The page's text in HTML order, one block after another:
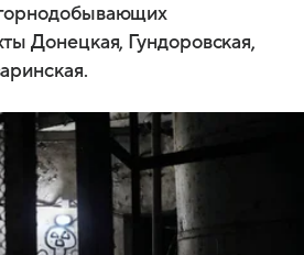
Донецкая, Гундоровская,